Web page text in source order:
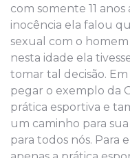
com somente 11
inocência ela falou
sexual com o
nesta idade ela
tomar tal decisão.
pegar o exemplo da
prática esportiva e
um caminho para
para todos nós. Para